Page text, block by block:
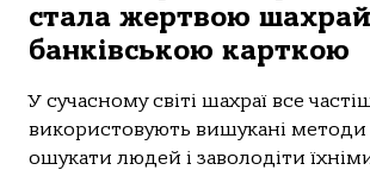
стала жертвою
банківською карткою
У сучасному світі шахраї все
використовують вишукані
ошукати людей і заволодіти